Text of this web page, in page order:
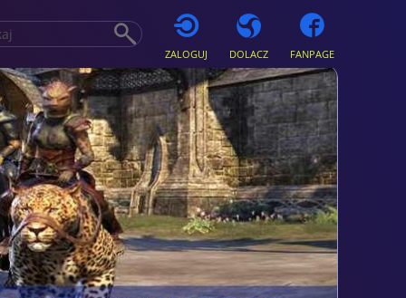
ZALOGUJ DOLACZ FANPAGE